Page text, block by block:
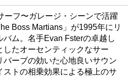
ーフ〜ガレージ・シーンで活躍
Boss Martians」が1995年にリ
バム。名手Evan Fsterの卓越し
たオーセンティックなサー
ーブの効いた心地良いサウン
ストの相乗効果による極上のサ